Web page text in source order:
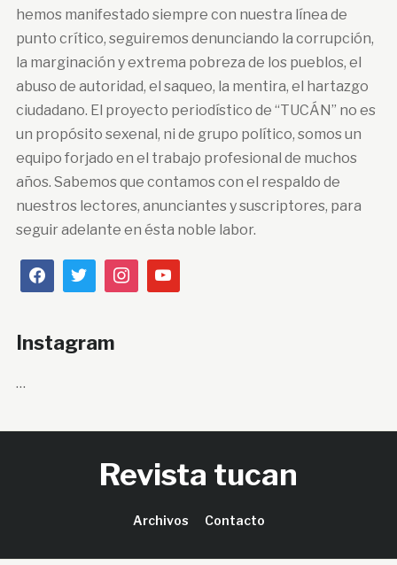
hemos manifestado siempre con nuestra línea de
punto crítico, seguiremos denunciando la corrupción,
la marginación y extrema pobreza de los pueblos, el
abuso de autoridad, el saqueo, la mentira, el hartazgo
ciudadano. El proyecto periodístico de “TUCÁN” no es
un propósito sexenal, ni de grupo político, somos un
equipo forjado en el trabajo profesional de muchos
años. Sabemos que contamos con el respaldo de
nuestros lectores, anunciantes y suscriptores, para
seguir adelante en ésta noble labor.
Instagram
…
Revista tucan
Archivos Contacto